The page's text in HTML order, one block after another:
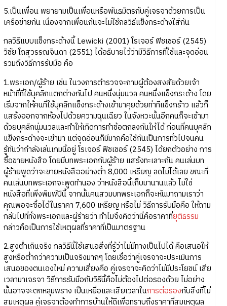
5.เป็นเพื่อน พยายามเป็นเพื่อนหรือพันธมิตรกับคู่เจรจาด้วยการเป็น
เครือข่ายกัน เนื่องจากเพื่อนกันจะไม่ใช้กลวิธีแข็งกระด้างใส่กัน
กลวิธีแบบแข็งกระด้างนี้ Lewicki (2001) โรเจอร์ ฟิชเชอร์ (2545)
วิชัย โถสุวรรณจินดา (2551) ได้อธิบายไว้ว่ามีวิธีการที่ใช้และจุดอ่อน
รวมถึงวิธีการรับมือ คือ
1.พระเอก/ผู้ร้าย เช่น ในวงการตำรวจจะถามผู้ต้องสงสัยด้วยเจ้า
หน้าที่ที่ใช้บุคลิกแตกต่างกันไป คนหนึ่งนุ่มนวล คนหนึ่งแข็งกระด้าง โดย
เริ่มจากให้คนที่ใช้บุคลิกแข็งกระด้างเข้ามาคุยด้วยท่าทีแข็งกร้าว แล้วก็
แสร้งออกจากห้องไปด้วยความฉุนเฉียว ในจังหวะนั้นอีกคนก็จะเข้ามา
ด้วยบุคลิกนุ่มนวลและทำให้เกิดการทำข้อตกลงกันให้ได้ ก่อนที่คนบุคลิก
แข็งกระด้างจะเข้ามา แต่จุดอ่อนก็มีมากคือใช้กันเป็นการทั่วไปจนคน
รู้ทันว่ากำลังเล่นเกมนี้อยู่ โรเจอร์ ฟิชเชอร์ (2545) ได้ยกตัวอย่าง การ
ซื้อขายหนังสือ โดยมีบทพระเอกกับผู้ร้าย แสร้งทะเลาะกัน คนเล่นบท
ผู้ร้ายพูดว่าจะขายหนังสืออย่างต่ำ 8,000 เหรียญ ลดไม่ได้เลย ขณะที่
คนเล่นบทพระเอกจะพูดทำนอง ว่าหนังสือนี้เก็บมานานแล้ว ไม่ใช่
หนังสือที่เพิ่งพิมพ์ปีนี้ จากนั้นคนสวมบทพระเอกก็จะหันมาถามเราว่า
คุณพอจะซื้อได้ในราคา 7,600 เหรียญ หรือไม่ วิธีการรับมือคือ ให้ถาม
กลับไปที่ทั้งพระเอกและผู้ร้ายว่า ทำไมจึงคิดว่านี่คือราคาที่ยุติธรรม
กล่าวคือเป็นการใช้เหตุผลที่ราคาที่เป็นมาตรฐาน
2.สูงต่ำเกินจริง กลวิธีนี้ใช้เสนอสิ่งที่รู้ว่าไม่มีทางเป็นไปได้ คือเสนอให้
สูงหรือต่ำกว่าความเป็นจริงมากๆ โดยเชื่อว่าคู่เจรจาจะประเมินการ
เสนอของตนเองใหม่ ความเสี่ยงคือ คู่เจรจาจะคิดว่าไม่มีประโยชน์ เสีย
เวลามาเจรจา วิธีการรับมือกับวิธีนี้คือไม่ต้องไปต่อรองด้วย ไม่อย่าง
นั้นอาจจะตกหลุมพราง เป็นเหยื่อและเสียเวลาในการต่อรองกับสิ่งที่ไม่
สมเหตุผล คู่เจรจาต้องทำการบ้านให้ดีเพื่อทราบถึงราคาที่สมเหตุผล